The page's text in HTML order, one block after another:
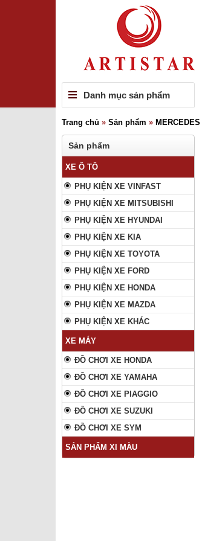
Danh mục sản phẩm
Trang chủ » Sản phẩm » MERCEDES
Sản phẩm
XE Ô TÔ
PHỤ KIỆN XE VINFAST
PHỤ KIỆN XE MITSUBISHI
PHỤ KIỆN XE HYUNDAI
PHỤ KIỆN XE KIA
PHỤ KIỆN XE TOYOTA
PHỤ KIỆN XE FORD
PHỤ KIỆN XE HONDA
PHỤ KIỆN XE MAZDA
PHỤ KIỆN XE KHÁC
XE MÁY
ĐỒ CHƠI XE HONDA
ĐỒ CHƠI XE YAMAHA
ĐỒ CHƠI XE PIAGGIO
ĐỒ CHƠI XE SUZUKI
ĐỒ CHƠI XE SYM
SẢN PHẨM XI MÀU